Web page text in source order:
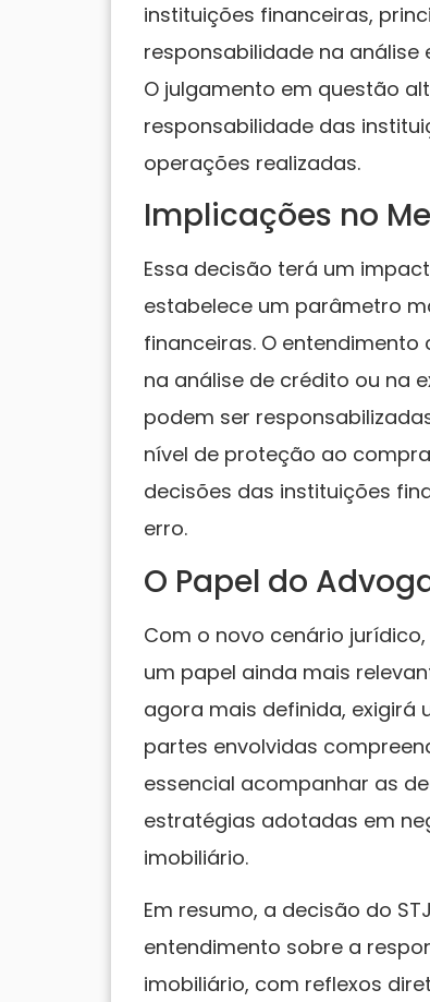
instituições financeiras,
responsabilidade na
O julgamento em questão
responsabilidade das
operações realizadas.
Implicações no
Essa decisão terá um
estabelece um parâmetro
financeiras. O
na análise de crédito ou na
podem ser
nível de proteção ao
decisões das instituições
erro.
O Papel do
Com o novo cenário
um papel ainda mais
agora mais definida, exigirá
partes envolvidas
essencial acompanhar as
estratégias adotadas em
imobiliário.
Em resumo, a decisão do
entendimento sobre a
imobiliário, com reflexos